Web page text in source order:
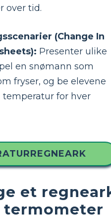
over tid.
(Change In
Presenter ulike
en snømann som
fryser, og be elevene
for hver
et
termometer